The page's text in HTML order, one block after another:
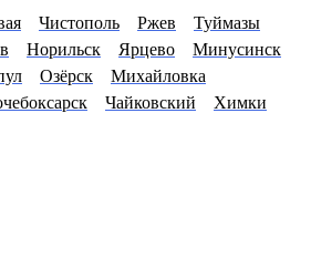
Чистополь Ржев
Туймазы
Норильск Ярцево
Минусинск
Озёрск
Михайловка
Чайковский
Химки